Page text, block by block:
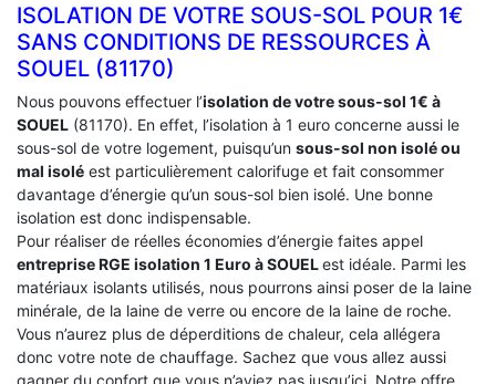
ISOLATION DE VOTRE SOUS-SOL POUR 1€
SANS CONDITIONS DE RESSOURCES À
‎SOUEL (81170)
Nous pouvons effectuer l’isolation de votre sous-sol 1€ à
SOUEL (81170). En effet, l’isolation à 1 euro concerne aussi le
sous-sol de votre logement, puisqu’un sous-sol non isolé ou
mal isolé est particulièrement calorifuge et fait consommer
davantage d’énergie qu’un sous-sol bien isolé. Une bonne
isolation est donc indispensable.
Pour réaliser de réelles économies d’énergie faites appel
entreprise RGE isolation 1 Euro à SOUELest idéale. Parmi les
matériaux isolants utilisés, nous pourrons ainsi poser de la laine
minérale, de la laine de verre ou encore de la laine de roche.
Vous n’aurez plus de déperditions de chaleur, cela allégera
donc votre note de chauffage. Sachez que vous allez aussi
gagner du confort que vous n’aviez pas jusqu’ici. Notre offre,